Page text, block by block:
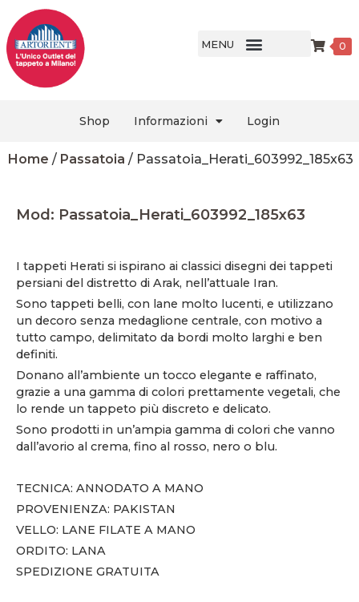
MENU 0
Shop Informazioni Login
Home / Passatoia / Passatoia_Herati_603992_185x63
Mod: Passatoia_Herati_603992_185x63
I tappeti Herati si ispirano ai classici disegni dei tappeti
persiani del distretto di Arak, nell’attuale Iran.
Sono tappeti belli, con lane molto lucenti, e utilizzano
un decoro senza medaglione centrale, con motivo a
tutto campo, delimitato da bordi molto larghi e ben
definiti.
Donano all’ambiente un tocco elegante e raffinato,
grazie a una gamma di colori prettamente vegetali, che
lo rende un tappeto più discreto e delicato.
Sono prodotti in un’ampia gamma di colori che vanno
dall’avorio al crema, fino al rosso, nero o blu.
TECNICA: ANNODATO A MANO
PROVENIENZA: PAKISTAN
VELLO: LANE FILATE A MANO
ORDITO: LANA
SPEDIZIONE GRATUITA